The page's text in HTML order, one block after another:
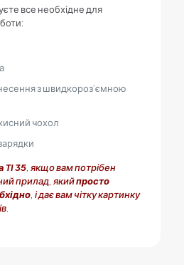
все необхідне для
з швидкороз’ємною
чохол
TI 35, якщо вам потрібен
прилад, якийпросто
, і дає вам чітку картинку